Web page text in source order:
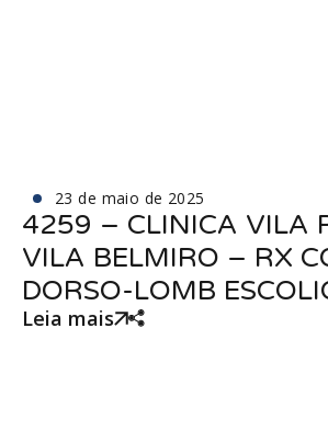
23 de maio de 2025
4259 – CLINICA VILA
VILA BELMIRO – RX
DORSO-LOMB
Leia mais